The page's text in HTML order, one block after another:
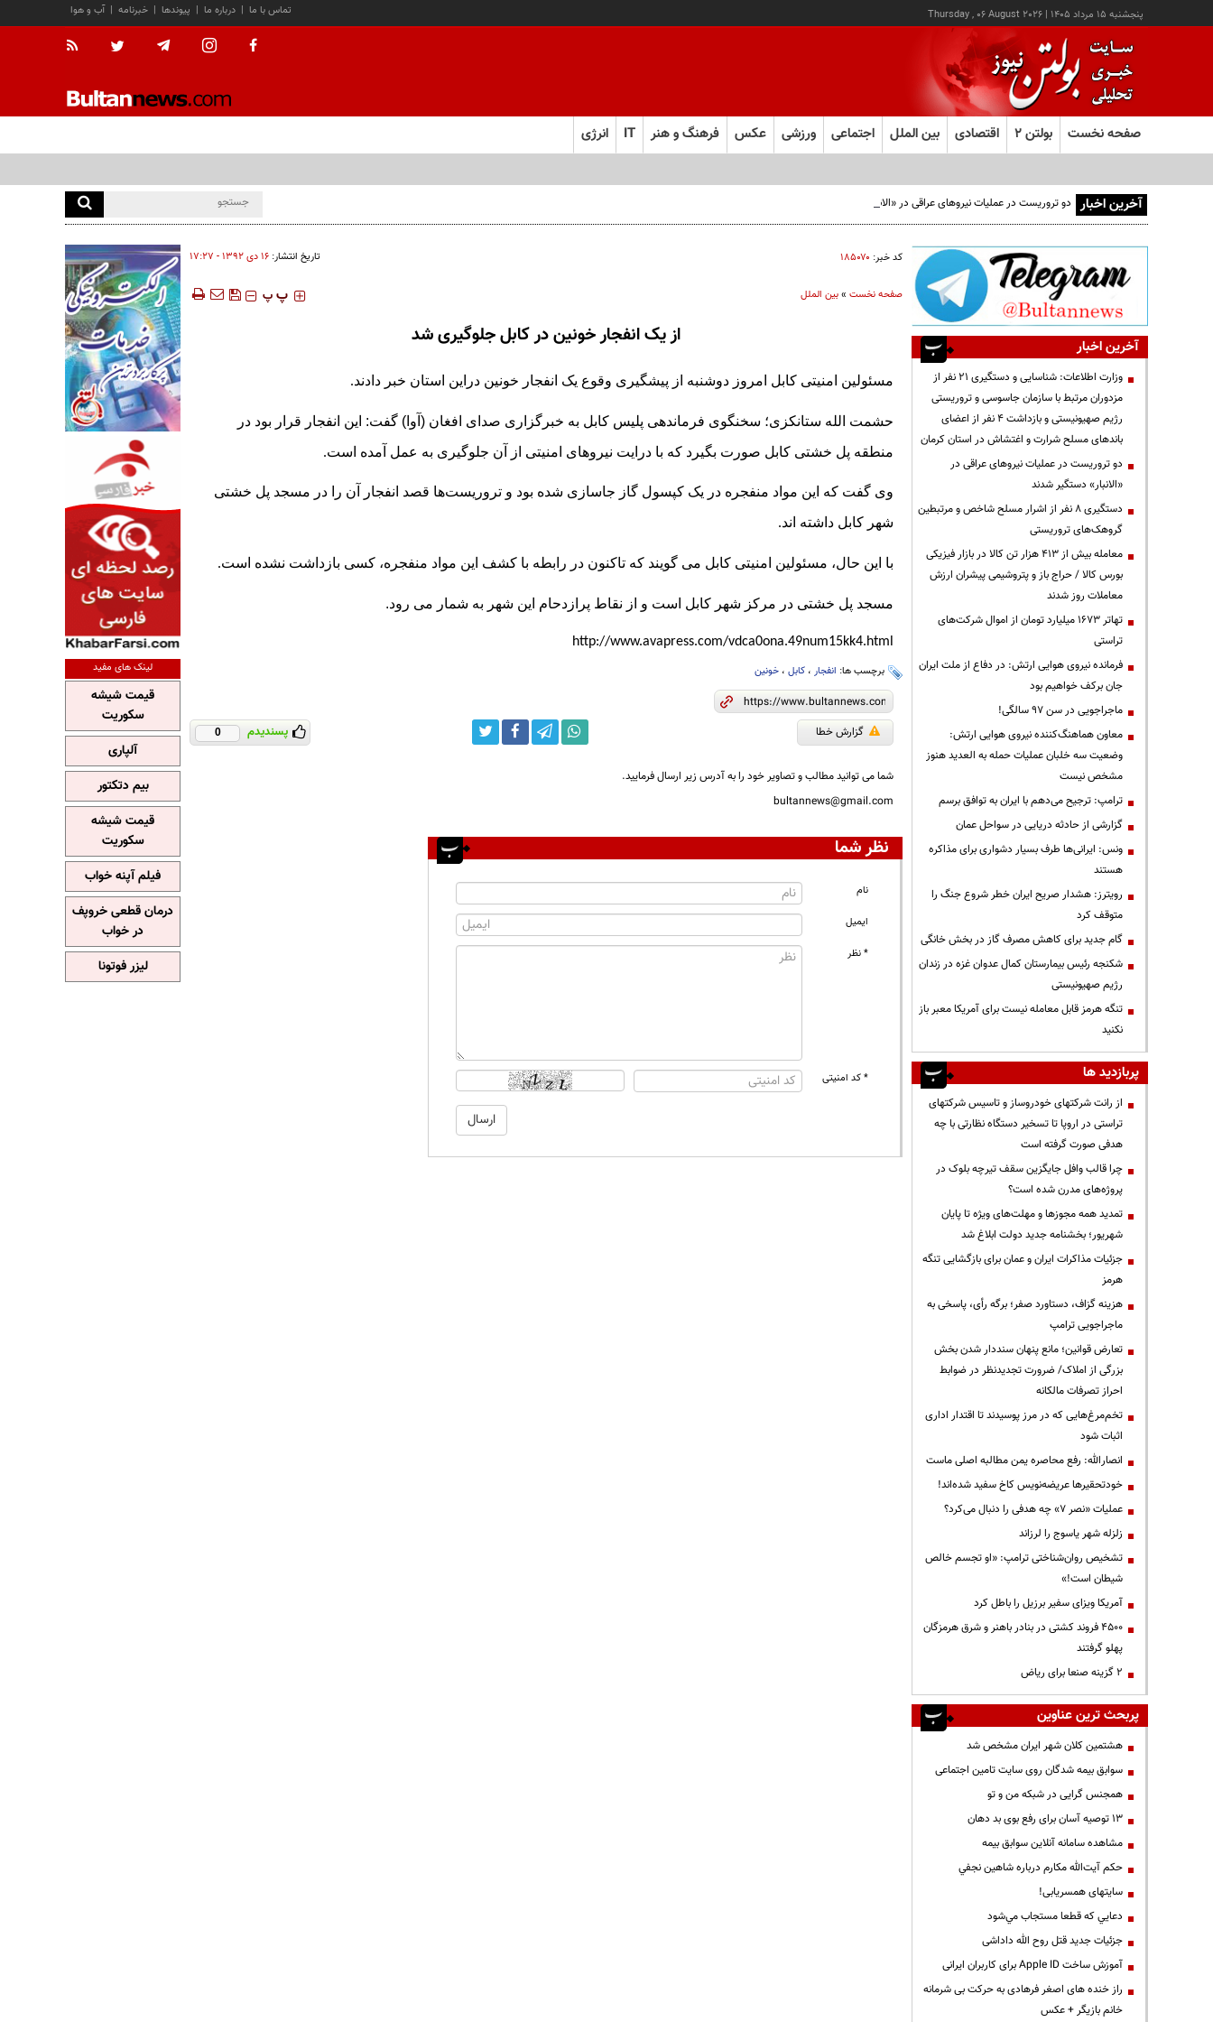
پنجشنبه ۱۵ مرداد ۱۴۰۵ |
Thursday , 06 August 2026 آب و هوا | خبرنامه | پیوندها | درباره ما | تماس با ما
صفحه نخست بولتن ۲ اقتصادی بین الملل اجتماعی ورزشی عکس فرهنگ و هنر IT انرژی
آخرین اخبار دو تروریست در عملیات نیروهای عراقی در «الانبار» دستگیر شدند
کد خبر: ۱۸۵۰۷۰ تاریخ انتشار: ۱۶ دی ۱۳۹۲ - ۱۷:۲۷
صفحه نخست»بین الملل ‍‍‍ پ پ
از یک انفجار خونین در کابل جلوگیری شد
مسئولین امنیتی کابل امروز دوشنبه از پیشگیری وقوع یک انفجار خونین دراین استان خبر دادند.
حشمت الله ستانکزی؛ سخنگوی فرماندهی پلیس کابل به خبرگزاری صدای افغان (آوا) گفت: این انفجار قرار بود در
منطقه پل خشتی کابل صورت بگیرد که با درایت نیروهای امنیتی از آن جلوگیری به عمل آمده است.
وی گفت که این مواد منفجره در یک کپسول گاز جاسازی شده بود و تروریست‌ها قصد انفجار آن را در مسجد پل خشتی
شهر کابل داشته اند.
با این حال، مسئولین امنیتی کابل می گویند که تاکنون در رابطه با کشف این مواد منفجره، کسی بازداشت نشده است.
مسجد پل خشتی در مرکز شهر کابل است و از نقاط پرازدحام این شهر به شمار می رود.
http://www.avapress.com/vdca0ona.49num15kk4.html
برچسب ها: انفجار، کابل، خونین
گزارش خطا پسندیدم 0
شما می توانید مطالب و تصاویر خود را به آدرس زیر ارسال فرمایید.
bultannews@gmail.com
نظر شما
نام
ایمیل
* نظر
* کد امنیتی
آخرین اخبار
وزارت اطلاعات: شناسایی و دستگیری ۲۱ نفر از
مزدوران مرتبط با سازمان جاسوسی و تروریستی
رژیم صهیونیستی و بازداشت ۴ نفر از اعضای
باندهای مسلح شرارت و اغتشاش در استان کرمان
دو تروریست در عملیات نیروهای عراقی در
«الانبار» دستگیر شدند
دستگیری ۸ نفر از اشرار مسلح شاخص و مرتبطین
گروهک‌های تروریستی
معامله بیش از ۴۱۳ هزار تن کالا در بازار فیزیکی
بورس کالا / حراج باز و پتروشیمی پیشران ارزش
معاملات روز شدند
تهاتر ۱۶۷۳ میلیارد تومان از اموال شرکت‌های
تراستی
فرمانده نیروی هوایی ارتش: در دفاع از ملت ایران
جان برکف خواهیم بود
ماجراجویی در سن ۹۷ سالگی!
معاون هماهنگ‌کننده نیروی هوایی ارتش:
وضعیت سه خلبان عملیات حمله به العدید هنوز
مشخص نیست
ترامپ: ترجیح می‌دهم با ایران به توافق برسم
گزارشی از حادثه دریایی در سواحل عمان
ونس: ایرانی‌ها طرف بسیار دشواری برای مذاکره
هستند
رویترز: هشدار صریح ایران خطر شروع جنگ را
متوقف کرد
گام جدید برای کاهش مصرف گاز در بخش خانگی
شکنجه رئیس بیمارستان کمال عدوان غزه در زندان
رژیم صهیونیستی
تنگه هرمز قابل معامله نیست برای آمریکا معبر باز
نکنید
پربازدید ها
از رانت‌ شرکتهای خودروساز و تاسیس شرکتهای
تراستی در اروپا تا تسخیر دستگاه نظارتی با چه
هدفی صورت گرفته است
چرا قالب وافل جایگزین سقف تیرچه بلوک در
پروژه‌های مدرن شده است؟
تمدید همه مجوزها و مهلت‌های ویژه تا پایان
شهریور؛ بخشنامه جدید دولت ابلاغ شد
جزئیات مذاکرات ایران و عمان برای بازگشایی تنگه
هرمز
هزینه گزاف، دستاورد صفر؛ برگه رأی، پاسخی به
ماجراجویی ترامپ
تعارض قوانین؛ مانع پنهان سنددار شدن بخش
بزرگی از املاک/ ضرورت تجدیدنظر در ضوابط
احراز تصرفات مالکانه
تخم‌مرغ‌هایی که در مرز پوسیدند تا اقتدار اداری
اثبات شود
انصارالله: رفع محاصره یمن مطالبه اصلی ماست
خودتحقیرها عریضه‌نویس کاخ سفید شده‌اند!
عملیات «نصر ۷» چه هدفی را دنبال می‌کرد؟
زلزله شهر یاسوج را لرزاند
تشخیص روان‌شناختی ترامپ: «او تجسم خالص
شیطان است!»
آمریکا ویزای سفیر برزیل را باطل کرد
۴۵۰۰ فروند کشتی در بنادر باهنر و شرق هرمزگان
پهلو گرفتند
۲ گزینه صنعا برای ریاض
پربحث ترین عناوین
هشتمین کلان شهر ایران مشخص شد
سوابق بیمه شدگان روی سایت تامین اجتماعی
همجنس گرایی در شبکه من و تو
13 توصیه آسان برای رفع بوی بد دهان
مشاهده سامانه آنلاين سوابق بیمه
حكم آيت‌الله مكارم درباره شاهين نجفي
سایتهای همسریابی!
دعايي كه قطعا مستجاب مي‌شود
جزئیات جدید قتل روح الله داداشی
آموزش ساخت Apple ID برای کاربران ایرانی
راز خنده های اصغر فرهادی به حرکت بی شرمانه
خانم بازیگر + عکس
لینک های مفید
قیمت شیشه
سکوریت
آلپاری
بیم دتکتور
قیمت شیشه
سکوریت
فیلم آپنه خواب
درمان قطعی خروپف
در خواب
لیزر فوتونا